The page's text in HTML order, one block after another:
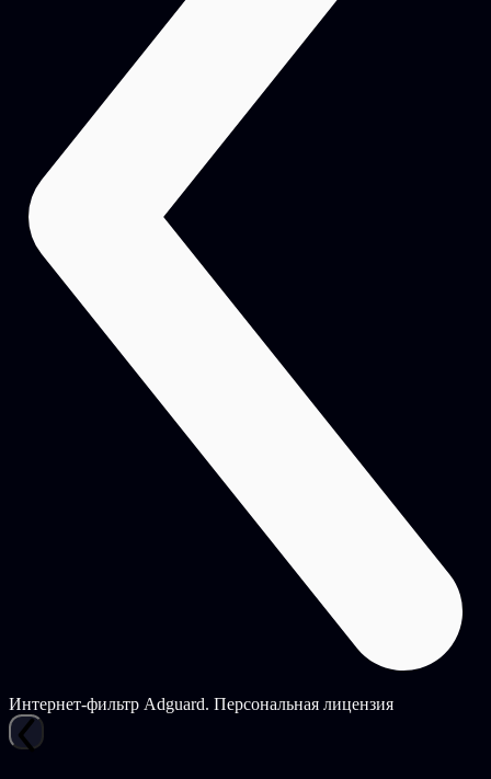
Интернет-фильтр Adguard. Персональная лицензия